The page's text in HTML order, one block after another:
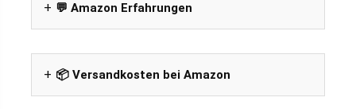
💬 Amazon Erfahrungen
📦 Versandkosten bei Amazon